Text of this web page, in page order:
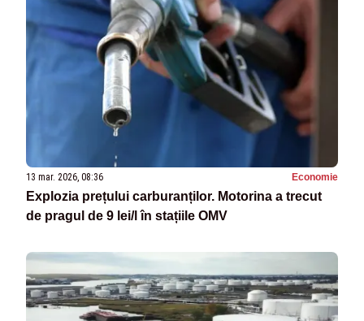
13 mar. 2026, 08:36 Economie
Explozia prețului carburanților. Motorina a trecut
de pragul de 9 lei/l în stațiile OMV